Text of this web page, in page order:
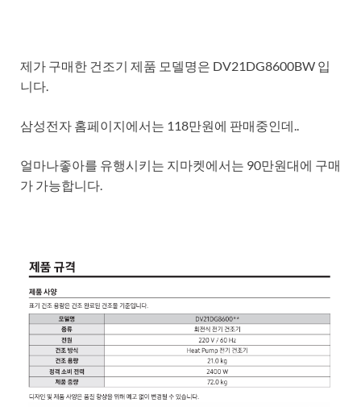
제가 구매한 건조기 제품 모델명은 DV21DG8600BW 입
니다.
삼성전자 홈페이지에서는 118만원에 판매중인데..
얼마나좋아를 유행시키는 지마켓에서는 90만원대에 구매
가 가능합니다.